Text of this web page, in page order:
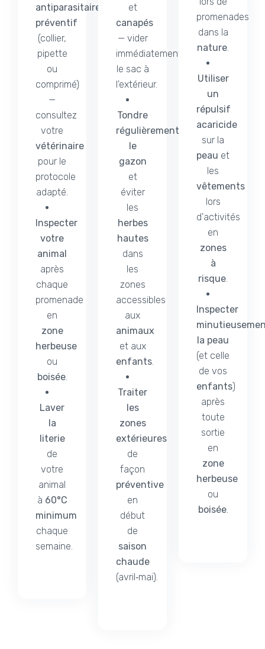
antiparasitaire
préventif
(collier,
pipette
ou
comprimé)
—
consultez
votre
vétérinaire
pour le
protocole
adapté.
Inspecter
votre
animal
après
chaque
promenade
en
zone
herbeuse
ou
boisée.
Laver
la
literie
de
votre
animal
à 60°C
minimum
chaque
semaine.
et
canapés
— vider
immédiatement
le sac à
l'extérieur.
Tondre
régulièrement
le
gazon
et
éviter
les
herbes
hautes
dans
les
zones
accessibles
aux
animaux
et aux
enfants
Traiter
les
zones
extérieures
de
façon
préventive
en
début
de
saison
chaude
(avril‑mai).
promenades
dans la
nature
Utiliser
un
répulsif
acaricide
sur la
peau et
les
vêtements
lors
d'activités
en
zones
à
risque
Inspecter
la peau
(et celle
de vos
enfants)
après
toute
sortie
en
zone
herbeuse
ou
boisée.